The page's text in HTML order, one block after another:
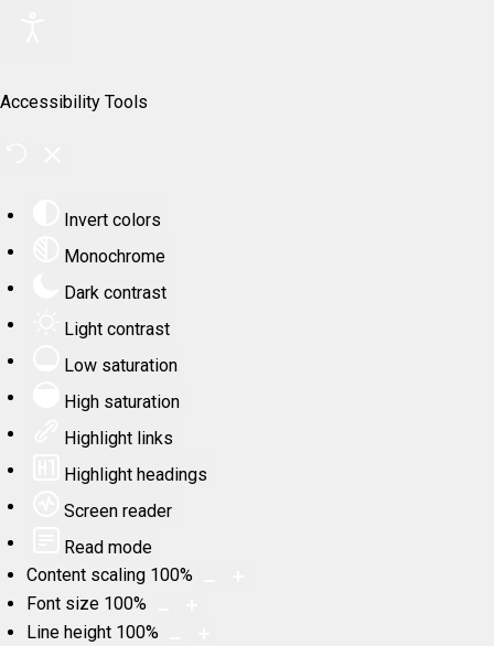
Accessibility Tools
Invert colors
Monochrome
Dark contrast
Light contrast
Low saturation
High saturation
Highlight links
Highlight headings
Screen reader
Read mode
Content scaling 100%
Font size 100%
Line height 100%